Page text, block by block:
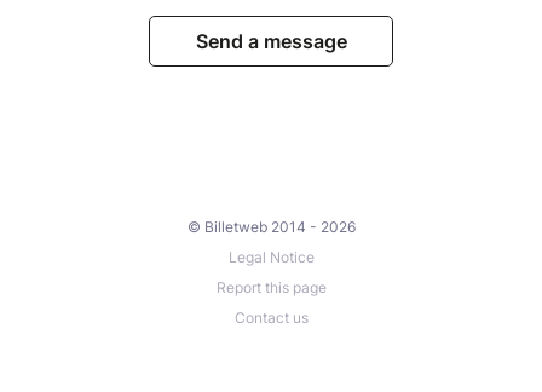
Send a message
© Billetweb 2014 - 2026
Legal Notice
Report this page
Contact us